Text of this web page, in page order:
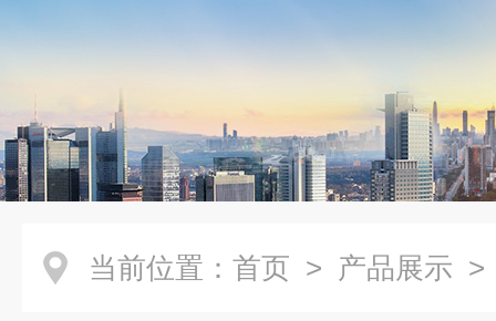
当前位置： 首页 > 产品展示 >